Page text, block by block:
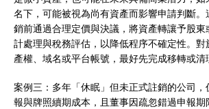
名下，可能被視為尚有資產而影響申請判斷
銷前通過合理定價與決議，將資產轉讓予股
計處理與稅務評估，以降低程序不確定性。
產權、域名或平台帳號，最好先完成移轉或清
案例三：多年「休眠」但未正式註銷的公司，
報與牌照續期成本，且董事因疏忽錯過申報